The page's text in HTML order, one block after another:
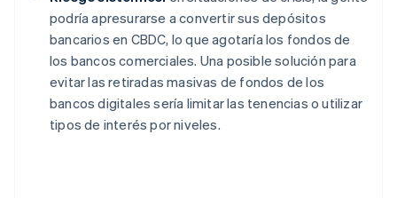
podría apresurarse a convertir sus depósitos
bancarios en CBDC, lo que agotaría los fondos de
los bancos comerciales. Una posible solución para
evitar las retiradas masivas de fondos de los
bancos digitales sería limitar las tenencias o utilizar
tipos de interés por niveles.